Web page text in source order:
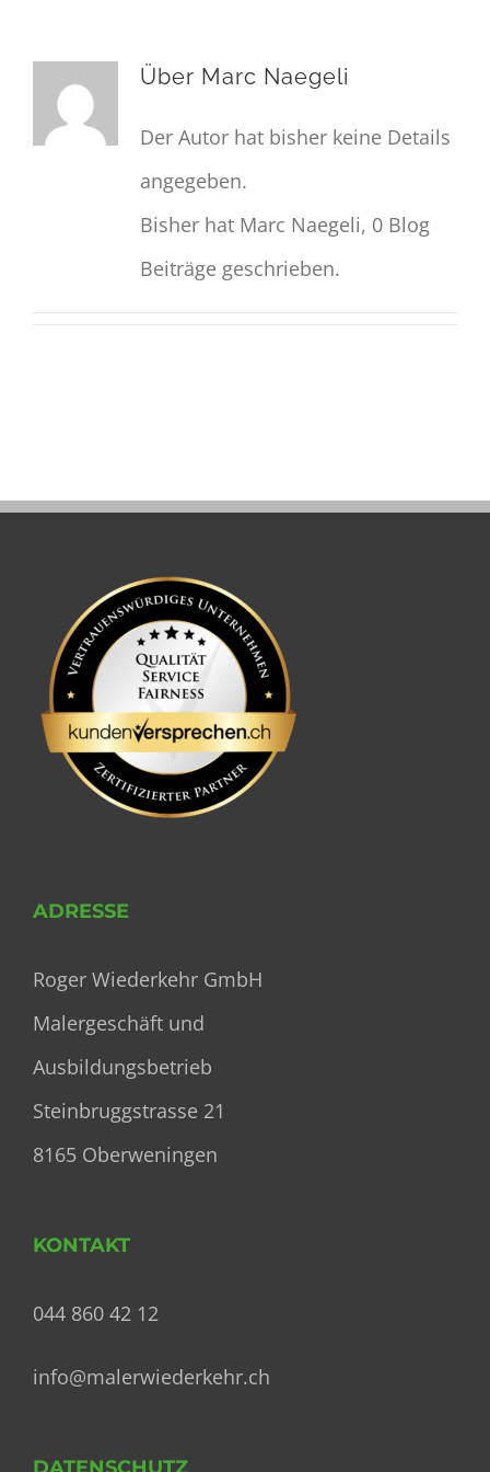
Über Marc Naegeli
Der Autor hat bisher keine Details
angegeben.
Bisher hat Marc Naegeli, 0 Blog
Beiträge geschrieben.
ADRESSE
Roger Wiederkehr GmbH
Malergeschäft und
Ausbildungsbetrieb
Steinbruggstrasse 21
8165 Oberweningen
KONTAKT
044 860 42 12
info@malerwiederkehr.ch
DATENSCHUTZ